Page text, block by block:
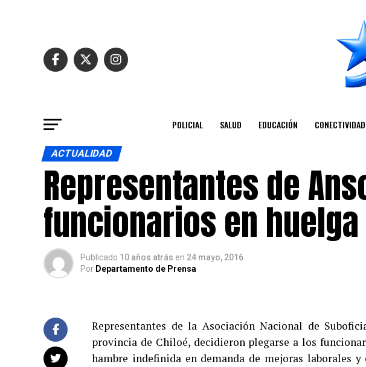
POLICIAL SALUD EDUCACIÓN CONECTIVIDAD
ACTUALIDAD
Representantes de
funcionarios en
Publicado 10 años atrás en 24 mayo, 2016
Por Departamento de Prensa
Representantes de la Asociación Nacional de
provincia de Chiloé, decidieron plegarse a los
hambre indefinida en demanda de mejoras laborales